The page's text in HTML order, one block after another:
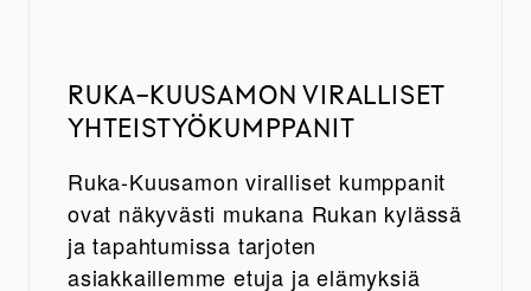
RUKA-KUUSAMON VIRALLISET
YHTEISTYÖKUMPPANIT
Ruka-Kuusamon viralliset kumppanit
ovat näkyvästi mukana Rukan kylässä
ja tapahtumissa tarjoten
asiakkaillemme etuja ja elämyksiä